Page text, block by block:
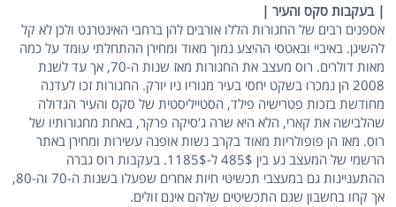
| בעקבות סקס והעיר |
אספנים רבים של החגורות הללו אורבים להן ברחבי האינטרנט ולכן לא קל
להשיגן. באיביי ובאטסי ההיצע נמוך מאוד ומחירן ההתחלתי עומד על כמה
מאות דולרים. רוס מעצב את החגורות מאז שנות ה-70, אך עד לשנת
2008 הן נמכרו בשקט יחסי בעיר מגוריו ניו יורק. החגורות זכו לעדנה
מחודשת בזכות פטרישיה פילד, הסטייליסטית של סקס והעיר הגדולה
שהלבישה את קארי, הלא היא שרה ג'סיקה פרקר, באחת מחגורותיו של
רוס. מאז הן פופולריות מאוד בקרב נשות אופנה עשירות ומחירן באתר
הרשמי של המעצב נע בין 485$ ל-1185$. בעקבות רוס גברה
ההתעניינות גם במעצבי תכשיטי חיות אחרים שפעלו בשנות ה-70 וה-80,
אך קחו בחשבון שגם התכשיטים שלהם אינם זולים.